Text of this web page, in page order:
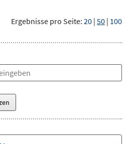
Ergebnisse pro Seite: 20 | 50 | 100